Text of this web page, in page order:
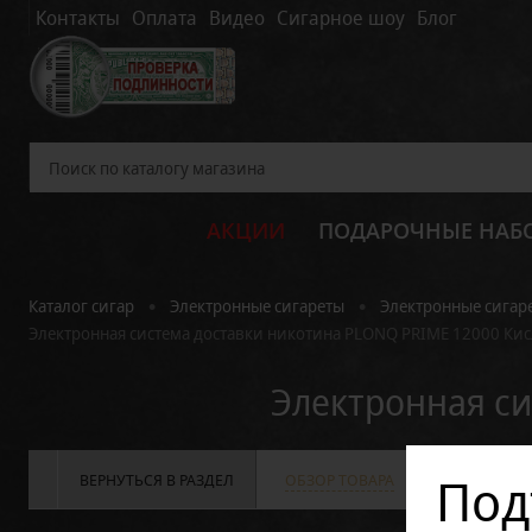
Контакты Оплата Видео Сигарное шоу Блог
АКЦИИ ПОДАРОЧНЫЕ
Каталог сигар Электронные сигареты Электронные
Электронная система доставки никотина PLONQ PRIME 12000
Электронная
ВЕРНУТЬСЯ В РАЗДЕЛ ОБЗОР ТОВАРА